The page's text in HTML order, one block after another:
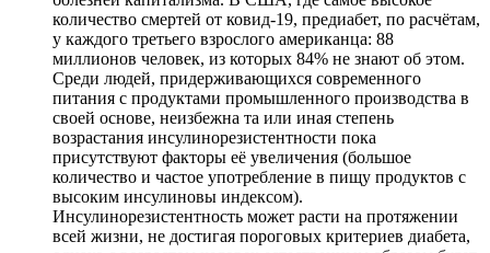
количество смертей от ковид-19, предиабет, по расчётам,
у каждого третьего взрослого американца: 88
миллионов человек, из которых 84% не знают об этом.
Среди людей, придерживающихся современного
питания с продуктами промышленного производства в
своей основе, неизбежна та или иная степень
возрастания инсулинорезистентности пока
присутствуют факторы её увеличения (большое
количество и частое употребление в пищу продуктов с
высоким инсулиновы индексом).
Инсулинорезистентность может расти на протяжении
всей жизни, не достигая пороговых критериев диабета,